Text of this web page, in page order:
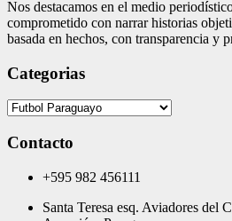
Nos destacamos en el medio
comprometido con narrar historias
basada en hechos, con transparencia y
Categorias
Categorias
Contacto
+595 982 456111
Santa Teresa esq. Aviadores del